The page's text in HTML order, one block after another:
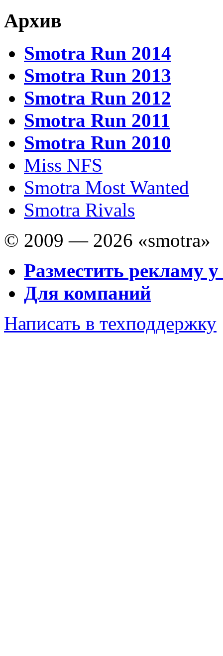
Архив
Smotra Run 2014
Smotra Run 2013
Smotra Run 2012
Smotra Run 2011
Smotra Run 2010
Miss NFS
Smotra Most Wanted
Smotra Rivals
© 2009 — 2026 «smotra»
Разместить рекламу у
Для компаний
Написать в техподдержку